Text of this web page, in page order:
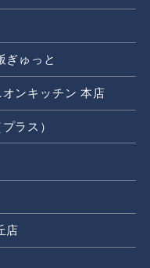
ぎゅっと
ンキッチン 本店
ラス）
店